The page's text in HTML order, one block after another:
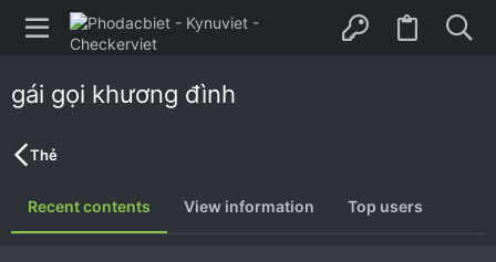
gái gọi khương đình
Thẻ
Recent contents View information Top users